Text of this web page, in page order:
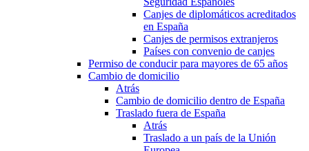
Canjes de diplomáticos acreditados
en España
Canjes de permisos extranjeros
Países con convenio de canjes
Permiso de conducir para mayores de 65 años
Cambio de domicilio
Atrás
Cambio de domicilio dentro de España
Traslado fuera de España
Atrás
Traslado a un país de la Unión